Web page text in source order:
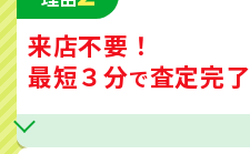
来店不要！
最短３分で査定完了